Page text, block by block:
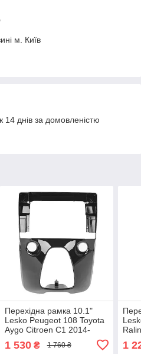
м. Київ
днів за домовленістю
Перехідна рамка 10.1"
Lesko Peugeot 108 Toyota
Aygo Citroen C1 2014-
2021 (3869) Пежо Тойота
Сітроен
1 530₴ 1 760 ₴ 1